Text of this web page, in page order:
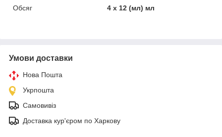
Обсяг
4 x 12 (мл) мл
Умови доставки
Нова Пошта
Укрпошта
Самовивіз
Доставка кур'єром по Харкову